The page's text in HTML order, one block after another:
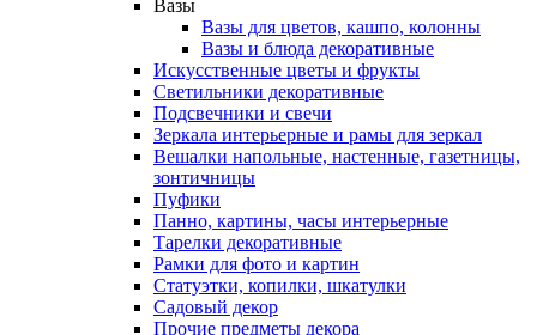
Вазы
Вазы для цветов, кашпо, колонны
Вазы и блюда декоративные
Искусственные цветы и фрукты
Светильники декоративные
Подсвечники и свечи
Зеркала интерьерные и рамы для зеркал
Вешалки напольные, настенные, газетницы,
зонтичницы
Пуфики
Панно, картины, часы интерьерные
Тарелки декоративные
Рамки для фото и картин
Статуэтки, копилки, шкатулки
Садовый декор
Прочие предметы декора